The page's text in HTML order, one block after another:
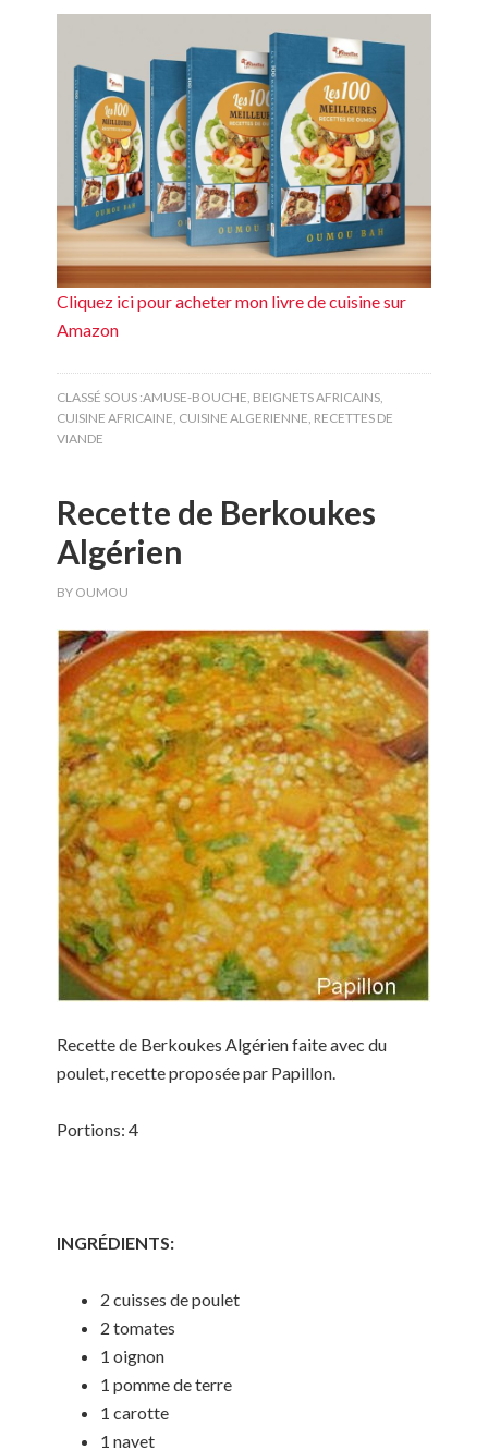
Cliquez ici pour acheter mon livre de cuisine sur
Amazon
CLASSÉ SOUS :AMUSE-BOUCHE BEIGNETS AFRICAINS
CUISINE AFRICAINE CUISINE ALGERIENNE RECETTES DE
VIANDE
Recette de Berkoukes
Algérien
BY OUMOU
Recette de Berkoukes Algérien faite avec du
poulet, recette proposée par Papillon.
Portions: 4
INGRÉDIENTS:
2 cuisses de poulet
2 tomates
1 oignon
1 pomme de terre
1 carotte
1 navet